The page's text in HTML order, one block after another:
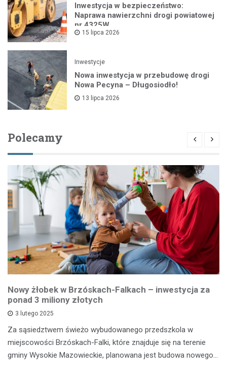
Inwestycja w bezpieczeństwo:
Naprawa nawierzchni drogi powiatowej
nr 4325W
15 lipca 2026
Inwestycje
Nowa inwestycja w przebudowę drogi
Nowa Pecyna – Długosiodło!
13 lipca 2026
Polecamy
Nowy żłobek w Brzóskach-Falkach – inwestycja za
ponad 3 miliony złotych
3 lutego 2025
Za sąsiedztwem świeżo wybudowanego przedszkola w
miejscowości Brzóskach-Falki, które znajduje się na terenie
gminy Wysokie Mazowieckie, planowana jest budowa nowego…